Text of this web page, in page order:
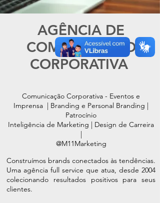
AGÊNCIA DE
COMUNICAÇÃO
CORPORATIVA
Comunicação Corporativa - Eventos e
Imprensa | Branding e Personal Branding |
Patrocínio
Inteligência de Marketing | Design de Carreira
|
@M11Marketing
Construímos brands conectados às tendências.
Uma agência full service que atua, desde 2004
colecionando resultados positivos para seus
clientes.